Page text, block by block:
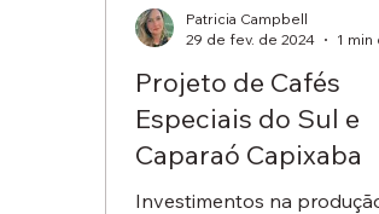
Projeto de Cafés
Especiais do Sul e
Caparaó Capixaba
Investimentos na produção
Patricia Campbell
29 de fev. de 2024